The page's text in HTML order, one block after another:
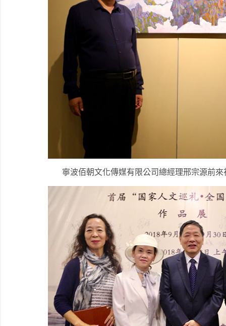
寧波佰朝文化傳媒有限公司總經理邢宗源前